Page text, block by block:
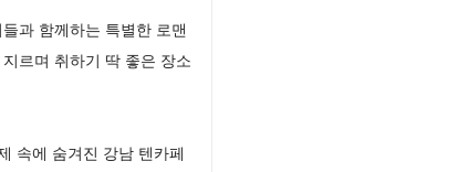
과 함께하는 특별한 로맨
르며 취하기 딱 좋은 장소
속에 숨겨진 강남 텐카페